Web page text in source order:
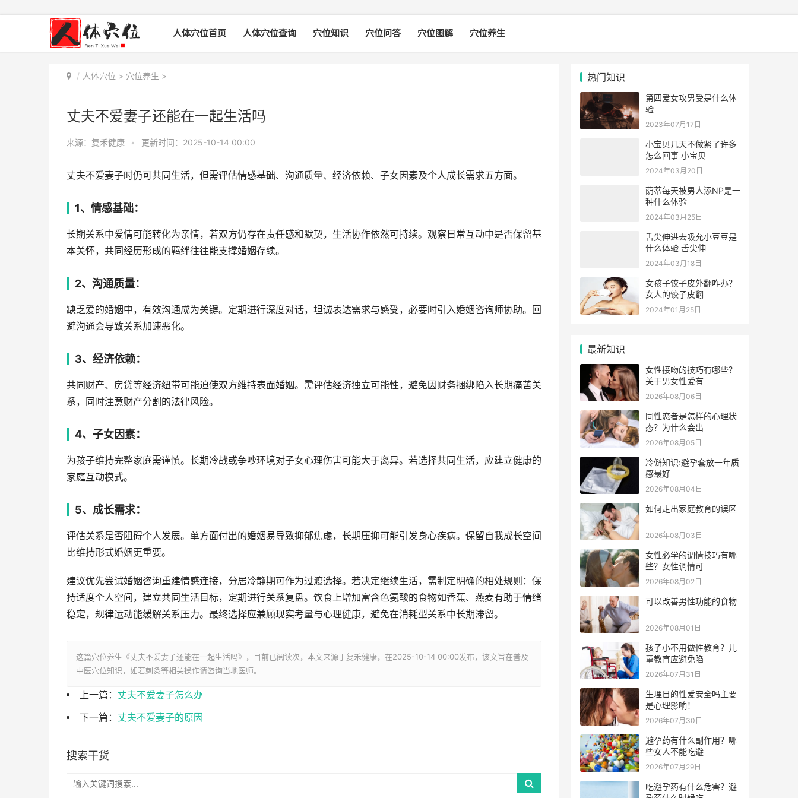
人体穴位首页 人体穴位查询 穴位知识 穴位问答 穴位图解 穴位养生
人体穴位 > 穴位养生 >
丈夫不爱妻子还能在一起生活吗
来源：复禾健康 • 更新时间：2025-10-14 00:00
丈夫不爱妻子时仍可共同生活，但需评估情感基础、沟通质量、经济依赖、子女因素及个人成长需求五方面。
1、情感基础：
长期关系中爱情可能转化为亲情，若双方仍存在责任感和默契，生活协作依然可持续。观察日常互动中是否保留基
本关怀，共同经历形成的羁绊往往能支撑婚姻存续。
2、沟通质量：
缺乏爱的婚姻中，有效沟通成为关键。定期进行深度对话，坦诚表达需求与感受，必要时引入婚姻咨询师协助。回
避沟通会导致关系加速恶化。
3、经济依赖：
共同财产、房贷等经济纽带可能迫使双方维持表面婚姻。需评估经济独立可能性，避免因财务捆绑陷入长期痛苦关
系，同时注意财产分割的法律风险。
4、子女因素：
为孩子维持完整家庭需谨慎。长期冷战或争吵环境对子女心理伤害可能大于离异。若选择共同生活，应建立健康的
家庭互动模式。
5、成长需求：
评估关系是否阻碍个人发展。单方面付出的婚姻易导致抑郁焦虑，长期压抑可能引发身心疾病。保留自我成长空间
比维持形式婚姻更重要。
建议优先尝试婚姻咨询重建情感连接，分居冷静期可作为过渡选择。若决定继续生活，需制定明确的相处规则：保
持适度个人空间，建立共同生活目标，定期进行关系复盘。饮食上增加富含色氨酸的食物如香蕉、燕麦有助于情绪
稳定，规律运动能缓解关系压力。最终选择应兼顾现实考量与心理健康，避免在消耗型关系中长期滞留。
这篇穴位养生《丈夫不爱妻子还能在一起生活吗》，目前已阅读次，本文来源于复禾健康，在2025-10-14 00:00发布，该文旨在普及
中医穴位知识，如若刺灸等相关操作请咨询当地医师。
上一篇： 丈夫不爱妻子怎么办
下一篇： 丈夫不爱妻子的原因
搜索干货
热门知识
第四爱女攻男受是什么体
验
2023年07月17日
小宝贝几天不做紧了许多
怎么回事 小宝贝
2024年03月20日
荫蒂每天被男人添NP是一
种什么体验
2024年03月25日
舌尖伸进去吸允小豆豆是
什么体验 舌尖伸
2024年03月18日
女孩子饺子皮外翻咋办？
女人的饺子皮翻
2024年01月25日
最新知识
女性接吻的技巧有哪些？
关于男女性爱有
2026年08月06日
同性恋者是怎样的心理状
态？为什么会出
2026年08月05日
冷僻知识:避孕套放一年质
感最好
2026年08月04日
如何走出家庭教育的误区
2026年08月03日
女性必学的调情技巧有哪
些？女性调情可
2026年08月02日
可以改善男性功能的食物
2026年08月01日
孩子小不用做性教育？儿
童教育应避免陷
2026年07月31日
生理日的性爱安全吗主要
是心理影响！
2026年07月30日
避孕药有什么副作用？哪
些女人不能吃避
2026年07月29日
吃避孕药有什么危害？避